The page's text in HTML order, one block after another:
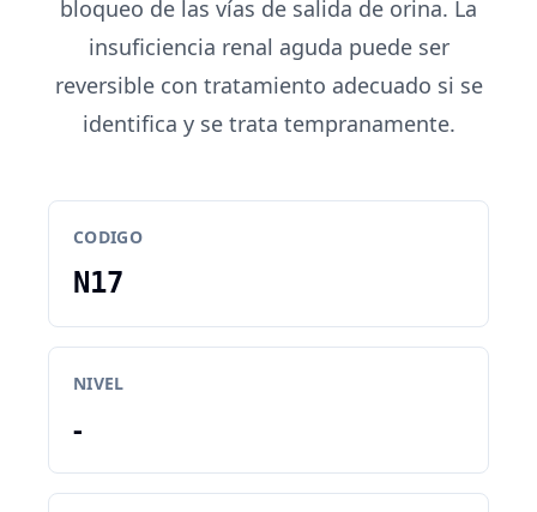
bloqueo de las vías de salida de orina. La
insuficiencia renal aguda puede ser
reversible con tratamiento adecuado si se
identifica y se trata tempranamente.
CODIGO
N17
NIVEL
-